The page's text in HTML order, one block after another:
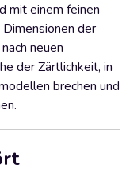
mit einem feinen
der
neuen
der Zärtlichkeit, in
brechen und